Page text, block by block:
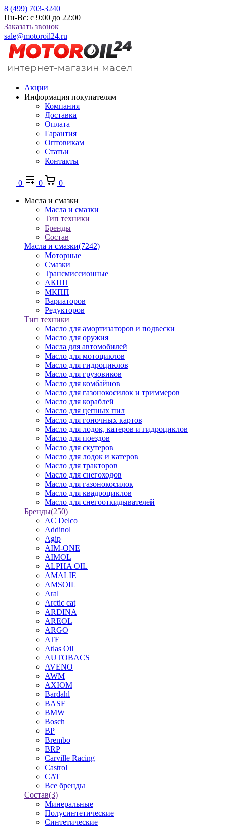
8 (499) 703-3240
Пн-Вс: с 9:00 до 22:00
Заказать звонок
sale@motoroil24.ru
Акции
Информация покупателям
Компания
Доставка
Оплата
Гарантия
Оптовикам
Статьи
Контакты
0 0
0
Масла и смазки
Масла и смазки
Тип техники
Бренды
Состав
Масла и смазки(7242)
Моторные
Смазки
Трансмиссионные
АКПП
МКПП
Вариаторов
Редукторов
Тип техники
Масло для амортизаторов и подвески
Масло для оружия
Масла для автомобилей
Масло для мотоциклов
Масло для гидроциклов
Масло для грузовиков
Масло для комбайнов
Масло для газонокосилок и триммеров
Масло для кораблей
Масло для цепных пил
Масло для гоночных картов
Масло для лодок, катеров и гидроциклов
Масло для поездов
Масло для скутеров
Масло для лодок и катеров
Масло для тракторов
Масло для снегоходов
Масло для газонокосилок
Масло для квадроциклов
Масло для снегооткидывателей
Бренды(250)
AC Delco
Addinol
Agip
AIM-ONE
AIMOL
ALPHA OIL
AMALIE
AMSOIL
Aral
Arctic cat
ARDINA
AREOL
ARGO
ATE
Atlas Oil
AUTOBACS
AVENO
AWM
AXIOM
Bardahl
BASF
BMW
Bosch
BP
Brembo
BRP
Carville Racing
Castrol
CAT
Все бренды
Состав(3)
Минеральные
Полусинтетические
Синтетические